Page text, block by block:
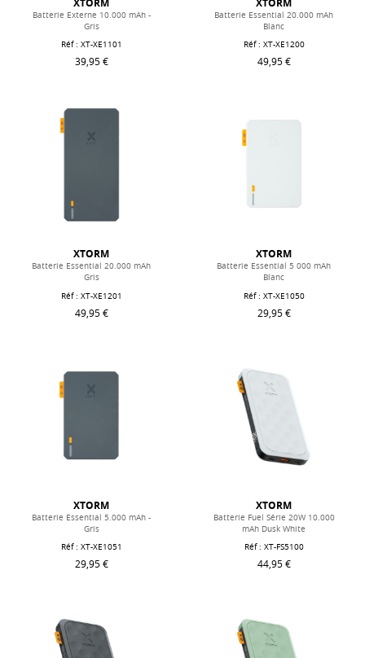
Batterie Externe 10.000 mAh -
Gris
Réf : XT-XE1101
39,95 €
Batterie Essential 20.000 mAh
Blanc
Réf : XT-XE1200
49,95 €
XTORM
Batterie Essential 20.000 mAh
Gris
Réf : XT-XE1201
49,95 €
XTORM
Batterie Essential 5 000 mAh
Blanc
Réf : XT-XE1050
29,95 €
XTORM
Batterie Essential 5.000 mAh -
Gris
Réf : XT-XE1051
29,95 €
XTORM
Batterie Fuel Série 20W 10.000
mAh Dusk White
Réf : XT-FS5100
44,95 €